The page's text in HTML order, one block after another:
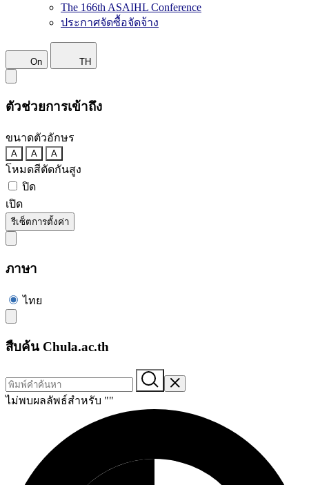
The 166th ASAIHL Conference
ประกาศจัดซื้อจัดจ้าง
On TH
ตัวช่วยการเข้าถึง
ขนาดตัวอักษร
A A A
โหมดสีตัดกันสูง
ปิด
เปิด
รีเซ็ตการตั้งค่า
ภาษา
ไทย
สืบค้น Chula.ac.th
ไม่พบผลลัพธ์สำหรับ ""